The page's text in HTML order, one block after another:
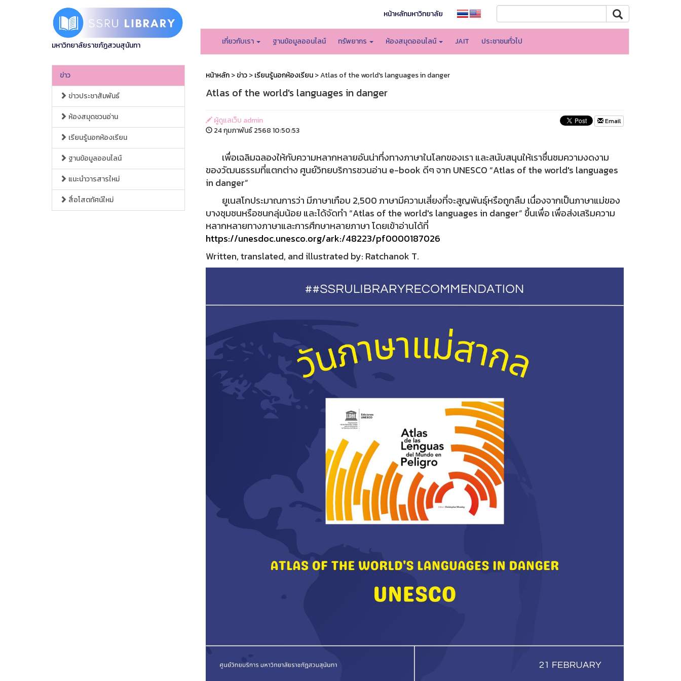
มหาวิทยาลัยราชภัฏสวนสุนันทา
หน้าหลักมหาวิทยาลัย
เกี่ยวกับเรา ฐานข้อมูลออนไลน์ ทรัพยากร ห้องสมุดออนไลน์ JAIT ประชาชนทั่วไป
ข่าว
ข่าวประชาสัมพันธ์
ห้องสมุดชวนอ่าน
เรียนรู้นอกห้องเรียน
ฐานข้อมูลออนไลน์
แนะนำวารสารใหม่
สื่อโสตทัศน์ใหม่
หน้าหลัก>ข่าว>เรียนรู้นอกห้องเรียน> Atlas of the world's languages in danger
Atlas of the world's languages in danger
ผู้ดูแลเว็บ admin
24 กุมภาพันธ์ 2568 10:50:53
Email
เพื่อเฉลิมฉลองให้กับความหลากหลายอันน่าทึ่งทางภาษาในโลกของเรา และสนับสนุนให้เราชื่นชมความงดงาม
ของวัฒนธรรมที่แตกต่าง ศูนย์วิทยบริการชวนอ่าน e-book ดีๆ จาก UNESCO “Atlas of the world's languages
in danger”
ยูเนสโกประมาณการว่า มีภาษาเกือบ 2,500 ภาษามีความเสี่ยงที่จะสูญพันธุ์หรือถูกลืม เนื่องจากเป็นภาษาแม่ของ
บางชุมชนหรือชนกลุ่มน้อย และได้จัดทำ “Atlas of the world's languages in danger” ขึ้นเพื่อ เพื่อส่งเสริมความ
หลากหลายทางภาษาและการศึกษาหลายภาษา โดยเข้าอ่านได้ที่
https://unesdoc.unesco.org/ark:/48223/pf0000187026
Written, translated, and illustrated by: Ratchanok T.